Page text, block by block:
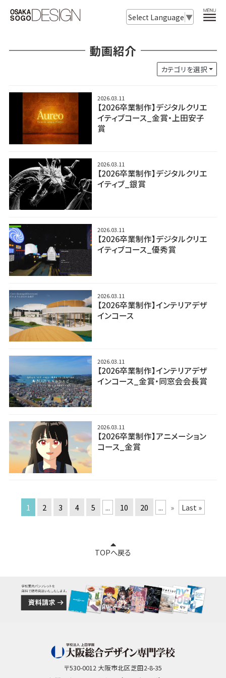
Select Language ▼
動画紹介
カテゴリを選択
2026.03.11
【2026卒業制作】デジタルクリエ
イティブコース_金賞・上田安子
賞
2026.03.11
【2026卒業制作】デジタルクリエ
イティブ_銀賞
2026.03.11
【2026卒業制作】デジタルクリエ
イティブコース_優秀賞
2026.03.11
【2026卒業制作】インテリアデザ
インコース
2026.03.11
【2026卒業制作】インテリアデザ
インコース_金賞・同窓会会長賞
2026.03.11
【2026卒業制作】アニメーション
コース_金賞
1 2 3 4 5 ... 10 20 ... » Last »
TOPへ戻る
〒530-0012 大阪市北区芝田2-8-35